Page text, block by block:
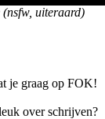
uiteraard)
je graag op FOK!
over schrijven?